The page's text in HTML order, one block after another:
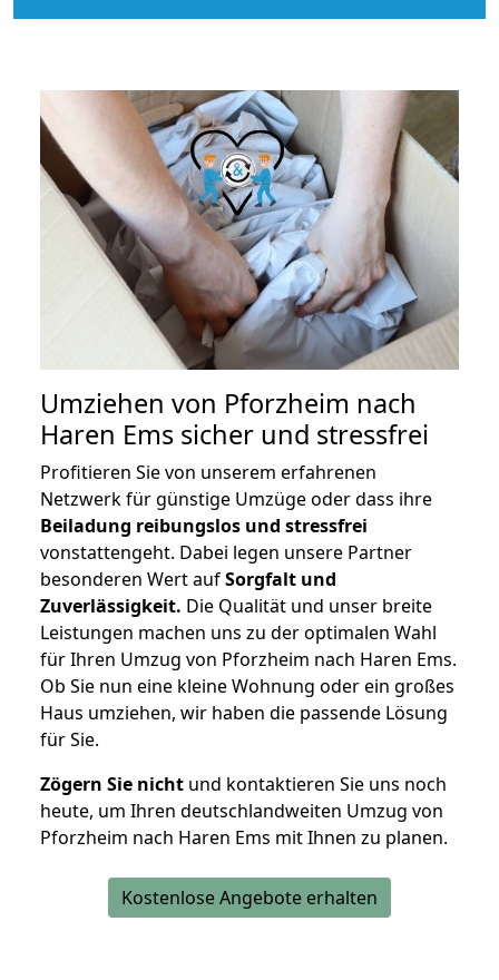
Umziehen von Pforzheim nach
Haren Ems sicher und stressfrei
Profitieren Sie von unserem erfahrenen
Netzwerk für günstige Umzüge oder dass ihre
Beiladung reibungslos und stressfrei
vonstattengeht. Dabei legen unsere Partner
besonderen Wert aufSorgfalt und
Zuverlässigkeit. Die Qualität und unser breite
Leistungen machen uns zu der optimalen Wahl
für Ihren Umzug von Pforzheim nach Haren Ems.
Ob Sie nun eine kleine Wohnung oder ein großes
Haus umziehen, wir haben die passende Lösung
für Sie.
Zögern Sie nicht und kontaktieren Sie uns noch
heute, um Ihren deutschlandweiten Umzug von
Pforzheim nach Haren Ems mit Ihnen zu planen.
Kostenlose Angebote erhalten